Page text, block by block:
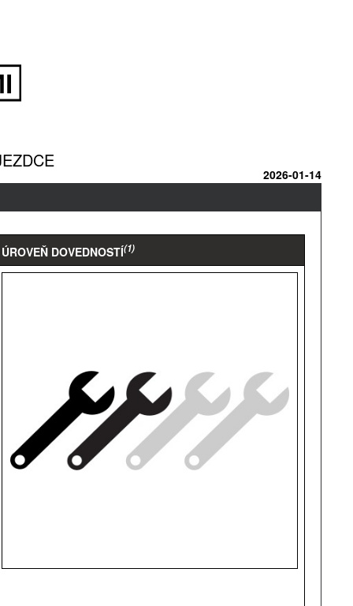
2026-01-14
ÚROVEŇ DOVEDNOSTÍ(1)